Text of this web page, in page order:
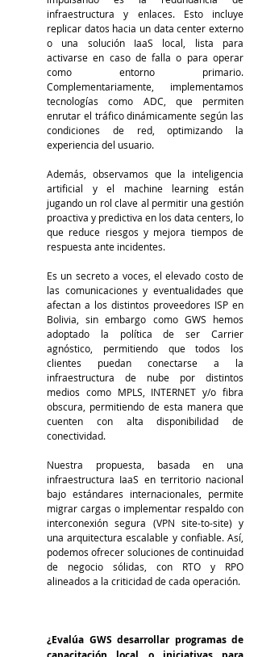
infraestructura y enlaces. Esto incluye
replicar datos hacia un data center externo
o una solución IaaS local, lista para
activarse en caso de falla o para operar
como entorno primario.
Complementariamente, implementamos
tecnologías como ADC, que permiten
enrutar el tráfico dinámicamente según las
condiciones de red, optimizando la
experiencia del usuario.
Además, observamos que la inteligencia
artificial y el machine learning están
jugando un rol clave al permitir una gestión
proactiva y predictiva en los data centers, lo
que reduce riesgos y mejora tiempos de
respuesta ante incidentes.
Es un secreto a voces, el elevado costo de
las comunicaciones y eventualidades que
afectan a los distintos proveedores ISP en
Bolivia, sin embargo como GWS hemos
adoptado la política de ser Carrier
agnóstico, permitiendo que todos los
clientes puedan conectarse a la
infraestructura de nube por distintos
medios como MPLS, INTERNET y/o fibra
obscura, permitiendo de esta manera que
cuenten con alta disponibilidad de
conectividad.
Nuestra propuesta, basada en una
infraestructura IaaS en territorio nacional
bajo estándares internacionales, permite
migrar cargas o implementar respaldo con
interconexión segura (VPN site-to-site) y
una arquitectura escalable y confiable. Así,
podemos ofrecer soluciones de continuidad
de negocio sólidas, con RTO y RPO
alineados a la criticidad de cada operación.
¿Evalúa GWS desarrollar programas de